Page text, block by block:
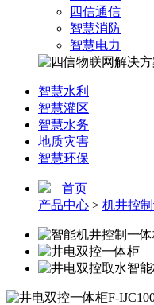
四信通信
智慧消防
智慧电力
智慧水利
智慧灌区
智慧水务
地质灾害
智慧环保
首页 —
产品中心 > 机井控